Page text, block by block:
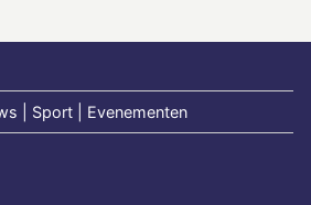
| Sport | Evenementen